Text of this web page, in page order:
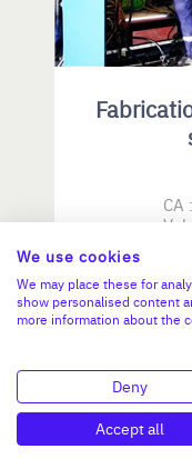
CA :
N°18581
We use cookies
We may place these for
show personalised content
more information about the
Deny
Accept all